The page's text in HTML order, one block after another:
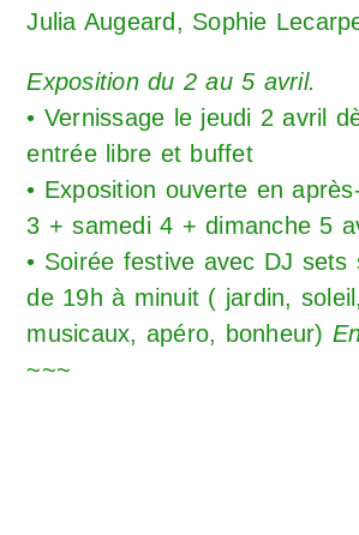
Julia Augeard, Sophie
Exposition du 2 au 5 avril.
• Vernissage le jeudi 2 avril
entrée libre et buffet
• Exposition ouverte en
3 + samedi 4 + dimanche 5
• Soirée festive avec DJ sets
de 19h à minuit ( jardin,
musicaux, apéro, bonheur)
~~~